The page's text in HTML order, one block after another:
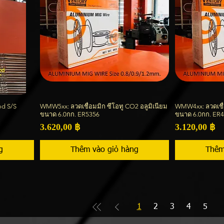
S/S Xem nhanh
WMW5xx: ลวดเชื่อมมิก ซีโอทู CO2 อลูมิเนียม
ขนาด 6.0กก. ER5356
Giá
3.620,00 ฿
Thêm vào giỏ hàng
WMW4xx: ลวด
ขนาด 6.0กก.
Giá
3.120,00 ฿
1 2 3 4 5